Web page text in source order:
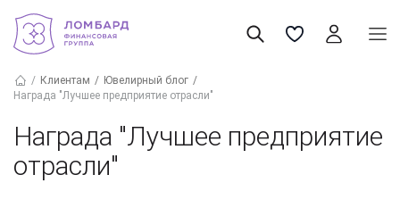
Клиентам
Ювелирный блог
Награда "Лучшее предприятие отрасли"
Награда "Лучшее предприятие
отрасли"